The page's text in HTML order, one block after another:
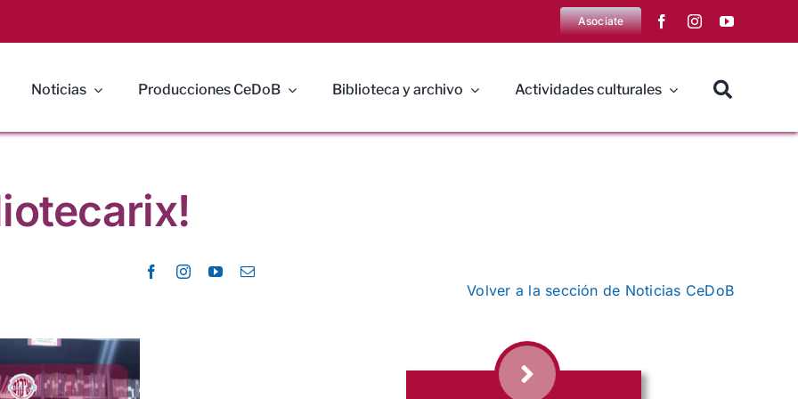
Asociate
Noticias Producciones CeDoB Biblioteca y archivo Actividades culturales
Volver a la sección de Noticias CeDoB